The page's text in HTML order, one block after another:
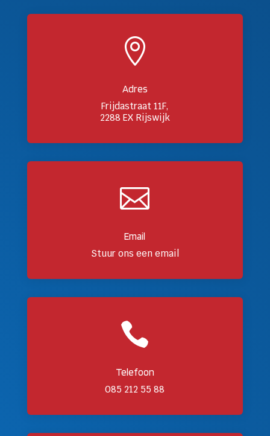

Adres
Frijdastraat 11F,
2288 EX Rijswijk

Email
Stuur ons een email

Telefoon
085 212 55 88